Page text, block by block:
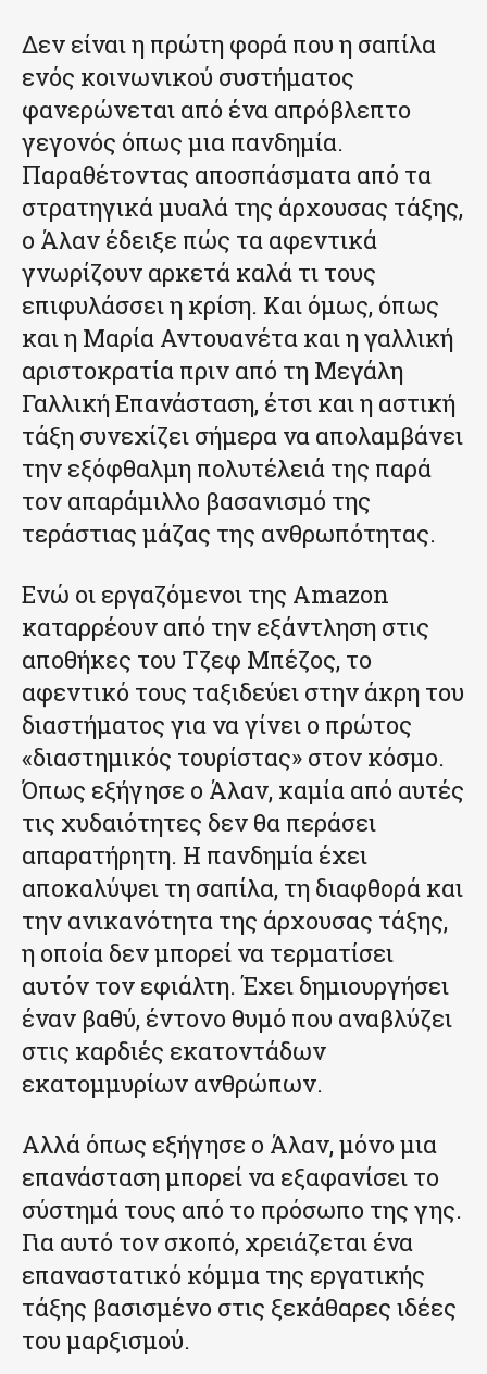
Δεν είναι η πρώτη φορά που η σαπίλα
ενός κοινωνικού συστήματος
φανερώνεται από ένα απρόβλεπτο
γεγονός όπως μια πανδημία.
Παραθέτοντας αποσπάσματα από τα
στρατηγικά μυαλά της άρχουσας τάξης,
ο Άλαν έδειξε πώς τα αφεντικά
γνωρίζουν αρκετά καλά τι τους
επιφυλάσσει η κρίση. Και όμως, όπως
και η Μαρία Αντουανέτα και η γαλλική
αριστοκρατία πριν από τη Μεγάλη
Γαλλική Επανάσταση, έτσι και η αστική
τάξη συνεχίζει σήμερα να απολαμβάνει
την εξόφθαλμη πολυτέλειά της παρά
τον απαράμιλλο βασανισμό της
τεράστιας μάζας της ανθρωπότητας.
Ενώ οι εργαζόμενοι της Amazon
καταρρέουν από την εξάντληση στις
αποθήκες του Τζεφ Μπέζος, το
αφεντικό τους ταξιδεύει στην άκρη του
διαστήματος για να γίνει ο πρώτος
«διαστημικός τουρίστας» στον κόσμο.
Όπως εξήγησε ο Άλαν, καμία από αυτές
τις χυδαιότητες δεν θα περάσει
απαρατήρητη. Η πανδημία έχει
αποκαλύψει τη σαπίλα, τη διαφθορά και
την ανικανότητα της άρχουσας τάξης,
η οποία δεν μπορεί να τερματίσει
αυτόν τον εφιάλτη. Έχει δημιουργήσει
έναν βαθύ, έντονο θυμό που αναβλύζει
στις καρδιές εκατοντάδων
εκατομμυρίων ανθρώπων.
Αλλά όπως εξήγησε ο Άλαν, μόνο μια
επανάσταση μπορεί να εξαφανίσει το
σύστημά τους από το πρόσωπο της γης.
Για αυτό τον σκοπό, χρειάζεται ένα
επαναστατικό κόμμα της εργατικής
τάξης βασισμένο στις ξεκάθαρες ιδέες
του μαρξισμού.